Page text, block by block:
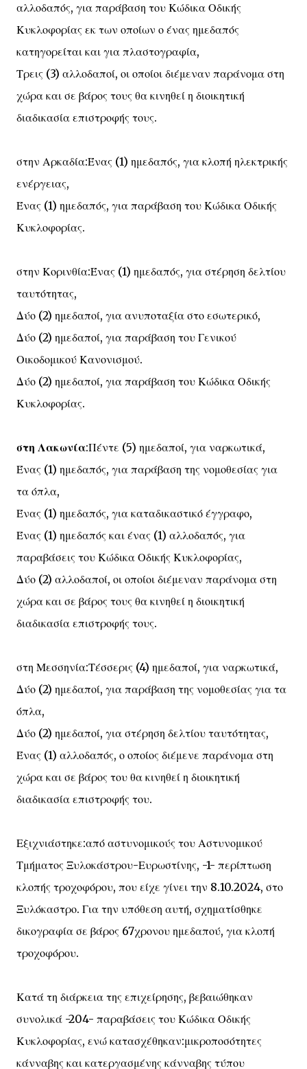
αλλοδαπός, για παράβαση του Κώδικα Οδικής
Κυκλοφορίας εκ των οποίων ο ένας ημεδαπός
κατηγορείται και για πλαστογραφία,
Τρεις (3) αλλοδαποί, οι οποίοι διέμεναν παράνομα στη
χώρα και σε βάρος τους θα κινηθεί η διοικητική
διαδικασία επιστροφής τους.
στην Αρκαδία:Ένας (1) ημεδαπός, για κλοπή ηλεκτρικής
ενέργειας,
Ένας (1) ημεδαπός, για παράβαση του Κώδικα Οδικής
Κυκλοφορίας.
στην Κορινθία:Ένας (1) ημεδαπός, για στέρηση δελτίου
ταυτότητας,
Δύο (2) ημεδαποί, για ανυποταξία στο εσωτερικό,
Δύο (2) ημεδαποί, για παράβαση του Γενικού
Οικοδομικού Κανονισμού.
Δύο (2) ημεδαποί, για παράβαση του Κώδικα Οδικής
Κυκλοφορίας.
στη Λακωνία:Πέντε (5) ημεδαποί, για ναρκωτικά,
Ένας (1) ημεδαπός, για παράβαση της νομοθεσίας για
τα όπλα,
Ένας (1) ημεδαπός, για καταδικαστικό έγγραφο,
Ένας (1) ημεδαπός και ένας (1) αλλοδαπός, για
παραβάσεις του Κώδικα Οδικής Κυκλοφορίας,
Δύο (2) αλλοδαποί, οι οποίοι διέμεναν παράνομα στη
χώρα και σε βάρος τους θα κινηθεί η διοικητική
διαδικασία επιστροφής τους.
στη Μεσσηνία:Τέσσερις (4) ημεδαποί, για ναρκωτικά,
Δύο (2) ημεδαποί, για παράβαση της νομοθεσίας για τα
όπλα,
Δύο (2) ημεδαποί, για στέρηση δελτίου ταυτότητας,
Ένας (1) αλλοδαπός, ο οποίος διέμενε παράνομα στη
χώρα και σε βάρος του θα κινηθεί η διοικητική
διαδικασία επιστροφής του.
Εξιχνιάστηκε:από αστυνομικούς του Αστυνομικού
Τμήματος Ξυλοκάστρου-Ευρωστίνης, -1- περίπτωση
κλοπής τροχοφόρου, που είχε γίνει την 8.10.2024, στο
Ξυλόκαστρο. Για την υπόθεση αυτή, σχηματίσθηκε
δικογραφία σε βάρος 67χρονου ημεδαπού, για κλοπή
τροχοφόρου.
Κατά τη διάρκεια της επιχείρησης, βεβαιώθηκαν
συνολικά -204- παραβάσεις του Κώδικα Οδικής
Κυκλοφορίας, ενώ κατασχέθηκαν:μικροποσότητες
κάνναβης και κατεργασμένης κάνναβης τύπου